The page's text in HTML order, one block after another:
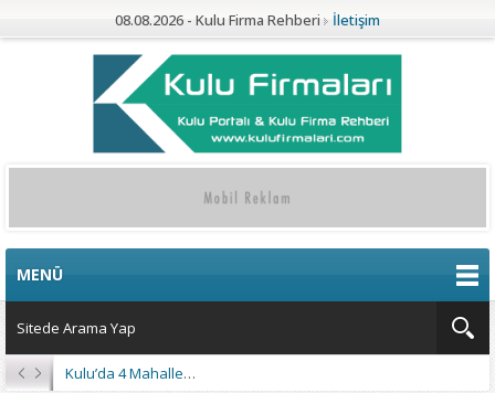
08.08.2026 - Kulu Firma Rehberi İletişim
MENÜ
Kulu’da 4 Mahalleye Yangın Söndürme Tankeri